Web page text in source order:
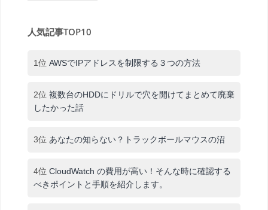
人気記事TOP10
1位 AWSでIPアドレスを制限する３つの方法
2位 複数台のHDDにドリルで穴を開けてまとめて廃棄
したかった話
3位 あなたの知らない？トラックボールマウスの沼
4位 CloudWatch の費用が高い！そんな時に確認する
べきポイントと手順を紹介します。